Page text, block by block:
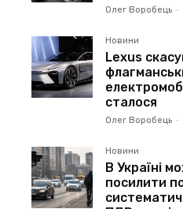
Олег Воробець -
Новини
Lexus
сталося
Олег Воробець -
Новини
В Україні
посилити